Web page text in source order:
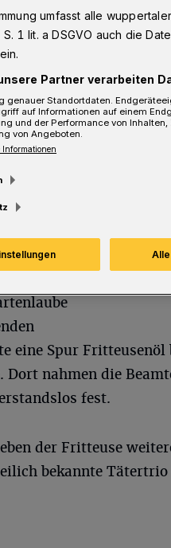
Zunächst
(30. November
Herberts-Straße ein.
eine Fritteuse.
eine Spur Fritteusenöl
nahmen die
fest.
der Fritteuse
bekannte
umfasst alle
1 lit. a DSGVO auch die
Partner verarbeiten
genauer Standortdaten.
auf Informationen auf einem
und der Performance von
von Angeboten.